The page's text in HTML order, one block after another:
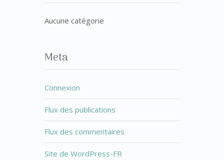
Aucune catégorie
Meta
Connexion
Flux des publications
Flux des commentaires
Site de WordPress-FR